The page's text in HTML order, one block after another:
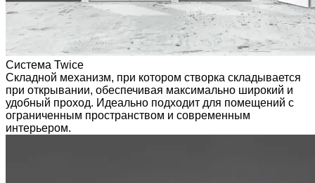
Система Twice
Складной механизм, при котором створка складывается
при открывании, обеспечивая максимально широкий и
удобный проход. Идеально подходит для помещений с
ограниченным пространством и современным
интерьером.